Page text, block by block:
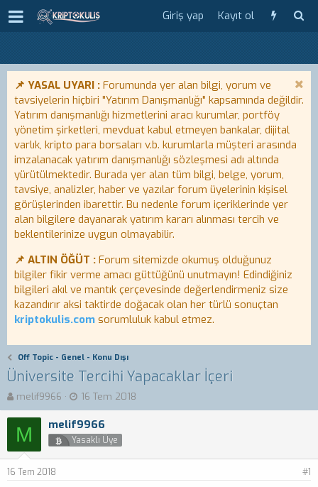
Giriş yap Kayıt ol
📌 YASAL UYARI : Forumunda yer alan bilgi, yorum ve
tavsiyelerin hiçbiri "Yatırım Danışmanlığı" kapsamında değildir.
Yatırım danışmanlığı hizmetlerini aracı kurumlar, portföy
yönetim şirketleri, mevduat kabul etmeyen bankalar, dijital
varlık, kripto para borsaları v.b. kurumlarla müşteri arasında
imzalanacak yatırım danışmanlığı sözleşmesi adı altında
yürütülmektedir. Burada yer alan tüm bilgi, belge, yorum,
tavsiye, analizler, haber ve yazılar forum üyelerinin kişisel
görüşlerinden ibarettir. Bu nedenle forum içeriklerinde yer
alan bilgilere dayanarak yatırım kararı alınması tercih ve
beklentilerinize uygun olmayabilir.
📌 ALTIN ÖĞÜT : Forum sitemizde okumuş olduğunuz
bilgiler fikir verme amacı güttüğünü unutmayın! Edindiğiniz
bilgileri akıl ve mantık çerçevesinde değerlendirmeniz size
kazandırır aksi taktirde doğacak olan her türlü sonuçtan
kriptokulis.com sorumluluk kabul etmez.
Off Topic - Genel - Konu Dışı
Üniversite Tercihi Yapacaklar İçeri
K
o
n
b
y
u
melif9966
B
a
ş
l
a
n
16 Tem 2018
M melif9966
Yasaklı Üye
16 Tem 2018 #1